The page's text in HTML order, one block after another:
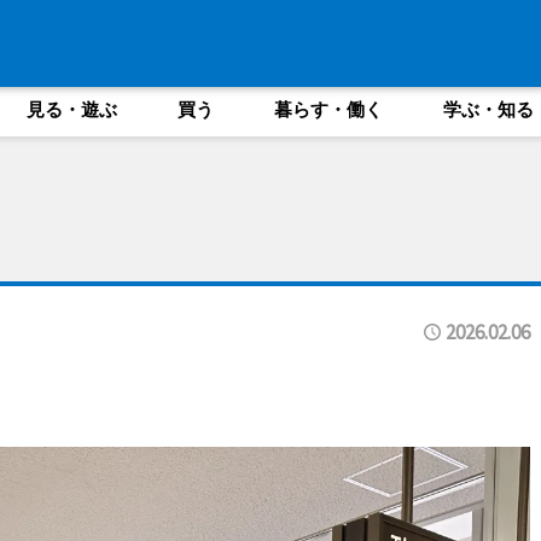
見る・遊ぶ 買う 暮らす・働く 学ぶ・知る
2026.02.06